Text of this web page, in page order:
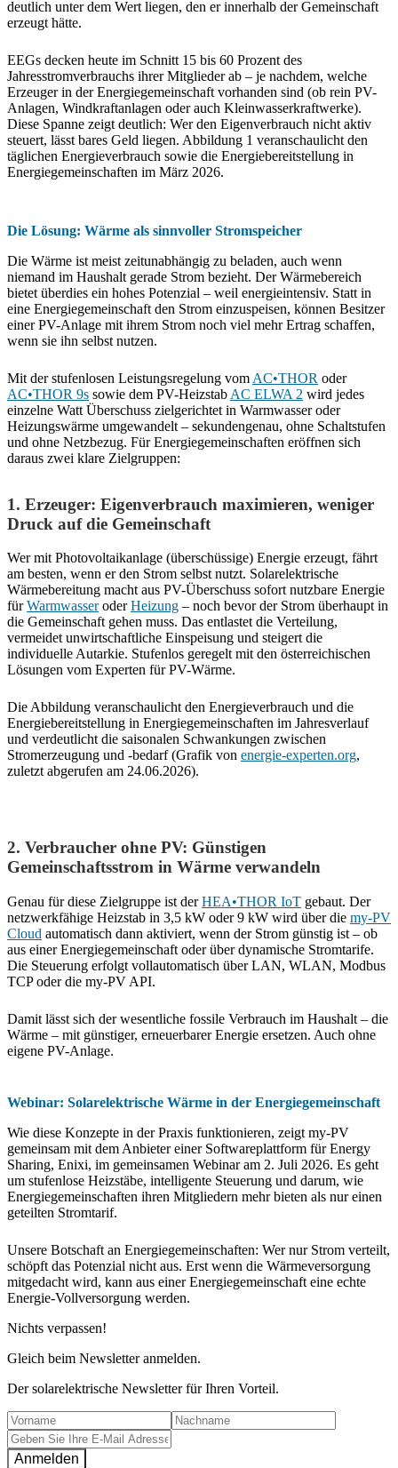
deutlich unter dem Wert liegen, den er innerhalb der Gemeinschaft
erzeugt hätte.
EEGs decken heute im Schnitt 15 bis 60 Prozent des
Jahresstromverbrauchs ihrer Mitglieder ab – je nachdem, welche
Erzeuger in der Energiegemeinschaft vorhanden sind (ob rein PV-
Anlagen, Windkraftanlagen oder auch Kleinwasserkraftwerke).
Diese Spanne zeigt deutlich: Wer den Eigenverbrauch nicht aktiv
steuert, lässt bares Geld liegen. Abbildung 1 veranschaulicht den
täglichen Energieverbrauch sowie die Energiebereitstellung in
Energiegemeinschaften im März 2026.
Die Lösung: Wärme als sinnvoller Stromspeicher
Die Wärme ist meist zeitunabhängig zu beladen, auch wenn
niemand im Haushalt gerade Strom bezieht. Der Wärmebereich
bietet überdies ein hohes Potenzial – weil energieintensiv. Statt in
eine Energiegemeinschaft den Strom einzuspeisen, können Besitzer
einer PV-Anlage mit ihrem Strom noch viel mehr Ertrag schaffen,
wenn sie ihn selbst nutzen.
Mit der stufenlosen Leistungsregelung vom AC•THOR oder
AC•THOR 9s sowie dem PV-Heizstab AC ELWA 2 wird jedes
einzelne Watt Überschuss zielgerichtet in Warmwasser oder
Heizungswärme umgewandelt – sekundengenau, ohne Schaltstufen
und ohne Netzbezug. Für Energiegemeinschaften eröffnen sich
daraus zwei klare Zielgruppen:
1. Erzeuger: Eigenverbrauch maximieren, weniger
Druck auf die Gemeinschaft
Wer mit Photovoltaikanlage (überschüssige) Energie erzeugt, fährt
am besten, wenn er den Strom selbst nutzt. Solarelektrische
Wärmebereitung macht aus PV-Überschuss sofort nutzbare Energie
fürWarmwasseroderHeizung – noch bevor der Strom überhaupt in
die Gemeinschaft gehen muss. Das entlastet die Verteilung,
vermeidet unwirtschaftliche Einspeisung und steigert die
individuelle Autarkie. Stufenlos geregelt mit den österreichischen
Lösungen vom Experten für PV-Wärme.
Die Abbildung veranschaulicht den Energieverbrauch und die
Energiebereitstellung in Energiegemeinschaften im Jahresverlauf
und verdeutlicht die saisonalen Schwankungen zwischen
Stromerzeugung und -bedarf (Grafik von energie-experten.org,
zuletzt abgerufen am 24.06.2026).
2. Verbraucher ohne PV: Günstigen
Gemeinschaftsstrom in Wärme verwandeln
Genau für diese Zielgruppe ist derHEA•THOR IoT gebaut. Der
netzwerkfähige Heizstab in 3,5 kW oder 9 kW wird über die my-PV
Cloud automatisch dann aktiviert, wenn der Strom günstig ist – ob
aus einer Energiegemeinschaft oder über dynamische Stromtarife.
Die Steuerung erfolgt vollautomatisch über LAN, WLAN, Modbus
TCP oder die my-PV API.
Damit lässt sich der wesentliche fossile Verbrauch im Haushalt – die
Wärme – mit günstiger, erneuerbarer Energie ersetzen. Auch ohne
eigene PV-Anlage.
Webinar: Solarelektrische Wärme in der Energiegemeinschaft
Wie diese Konzepte in der Praxis funktionieren, zeigt my-PV
gemeinsam mit dem Anbieter einer Softwareplattform für Energy
Sharing, Enixi, im gemeinsamen Webinar am 2. Juli 2026. Es geht
um stufenlose Heizstäbe, intelligente Steuerung und darum, wie
Energiegemeinschaften ihren Mitgliedern mehr bieten als nur einen
geteilten Stromtarif.
Unsere Botschaft an Energiegemeinschaften: Wer nur Strom verteilt,
schöpft das Potenzial nicht aus. Erst wenn die Wärmeversorgung
mitgedacht wird, kann aus einer Energiegemeinschaft eine echte
Energie-Vollversorgung werden.
Nichts verpassen!
Gleich beim Newsletter anmelden.
Der solarelektrische Newsletter für Ihren Vorteil.
Anmelden